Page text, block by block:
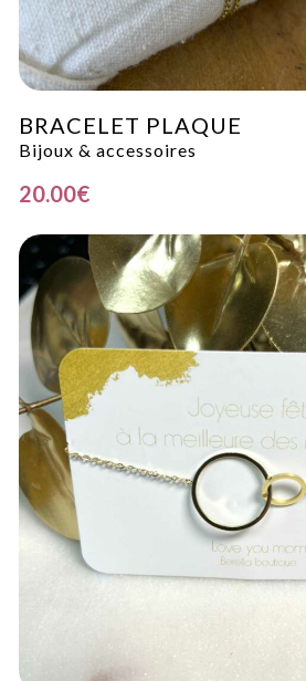
BRACELET PLAQUE
Bijoux & accessoires
20.00€